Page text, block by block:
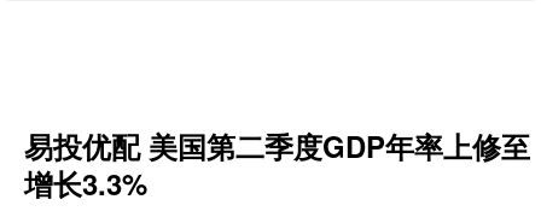
易投优配 美国第二季度GDP年率上修至
增长3.3%